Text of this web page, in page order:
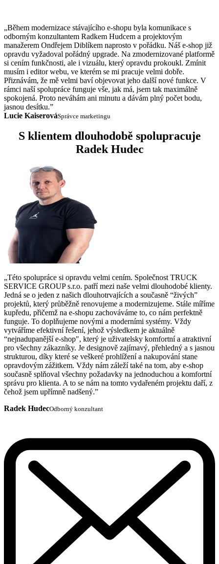
„Během modernizace stávajícího e-shopu byla komunikace s
odborným konzultantem Radkem Hudcem a projektovým
manažerem Ondřejem Diblíkem naprosto v pořádku. Náš e-shop již
opravdu vyžadoval pořádný upgrade. Na zmodernizované platformě
si cením funkčnosti, ale i vizuálu, který opravdu prokoukl. Zmínit
musím i editor webu, ve kterém se mi pracuje velmi dobře.
Přiznávám, že mě velmi baví objevovat jeho další nové funkce. V
rámci naší spolupráce funguje vše, jak má, jsem tak maximálně
spokojená. Proto neváhám ani minutu a dávám plný počet bodu,
jasnou desítku.”
Lucie KaiserováSprávce marketingu
S klientem dlouhodobě spolupracuje
Radek Hudec
„Této spolupráce si opravdu velmi cením. Společnost TRUCK
SERVICE GROUP s.r.o. patří mezi naše velmi dlouhodobé klienty.
Jedná se o jeden z našich dlouhotrvajících a současně “živých”
projektů, který průběžně renovujeme a modernizujeme. Stále míříme
kupředu, přičemž na e-shopu zachováváme to, co nám perfektně
funguje. To doplňujeme novými a moderními systémy. Vždy
vytváříme efektivní řešení, jehož výsledkem je aktuálně
“nejnadupanější e-shop", který je uživatelsky komfortní a atraktivní
pro všechny zákazníky. Je designově zajímavý, přehledný a s jasnou
strukturou, díky které se veškeré prohlížení a nakupování stane
opravdovým zážitkem. Vždy nám záleží také na tom, aby e-shop
současně splňoval všechny požadavky na jednoduchou a komfortní
správu pro klienta. A to se nám na tomto vydařeném projektu daří, z
čehož jsem upřímně nadšený.”
Radek HudecOdborný konzultant